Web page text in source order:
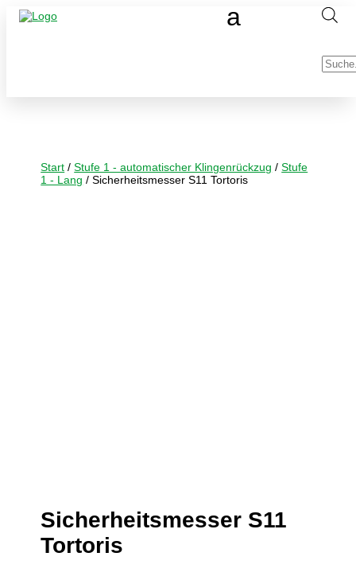
Start /Stufe 1 - automatischer Klingenrückzug /Stufe
1 - Lang / Sicherheitsmesser S11 Tortoris
Sicherheitsmesser S11
Tortoris